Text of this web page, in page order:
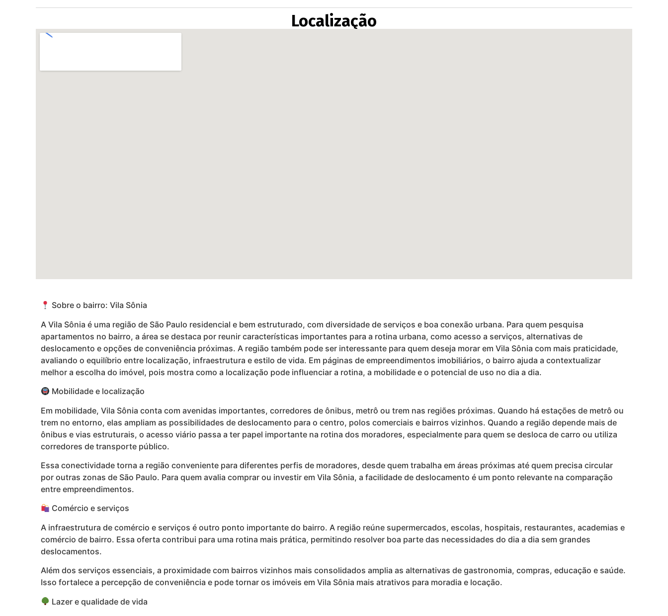
Localização
Sobre o bairro: Vila Sônia
A Vila Sônia é uma região de São Paulo residencial e bem estruturado, com diversidade de serviços e boa conexão urbana. Para quem pesquisa
apartamentos no bairro, a área se destaca por reunir características importantes para a rotina urbana, como acesso a serviços, alternativas de
deslocamento e opções de conveniência próximas. A região também pode ser interessante para quem deseja morar em Vila Sônia com mais praticidade,
avaliando o equilíbrio entre localização, infraestrutura e estilo de vida. Em páginas de empreendimentos imobiliários, o bairro ajuda a contextualizar
melhor a escolha do imóvel, pois mostra como a localização pode influenciar a rotina, a mobilidade e o potencial de uso no dia a dia.
Mobilidade e localização
Em mobilidade, Vila Sônia conta com avenidas importantes, corredores de ônibus, metrô ou trem nas regiões próximas. Quando há estações de metrô ou
trem no entorno, elas ampliam as possibilidades de deslocamento para o centro, polos comerciais e bairros vizinhos. Quando a região depende mais de
ônibus e vias estruturais, o acesso viário passa a ter papel importante na rotina dos moradores, especialmente para quem se desloca de carro ou utiliza
corredores de transporte público.
Essa conectividade torna a região conveniente para diferentes perfis de moradores, desde quem trabalha em áreas próximas até quem precisa circular
por outras zonas de São Paulo. Para quem avalia comprar ou investir em Vila Sônia, a facilidade de deslocamento é um ponto relevante na comparação
entre empreendimentos.
Comércio e serviços
A infraestrutura de comércio e serviços é outro ponto importante do bairro. A região reúne supermercados, escolas, hospitais, restaurantes, academias e
comércio de bairro. Essa oferta contribui para uma rotina mais prática, permitindo resolver boa parte das necessidades do dia a dia sem grandes
deslocamentos.
Além dos serviços essenciais, a proximidade com bairros vizinhos mais consolidados amplia as alternativas de gastronomia, compras, educação e saúde.
Isso fortalece a percepção de conveniência e pode tornar os imóveis em Vila Sônia mais atrativos para moradia e locação.
Lazer e qualidade de vida